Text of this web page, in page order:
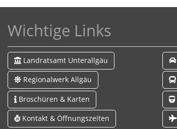
Wichtige Links
Landratsamt Unterallgäu
Regionalwerk Allgäu
Broschüren & Karten
Kontakt & Öffnungszeiten